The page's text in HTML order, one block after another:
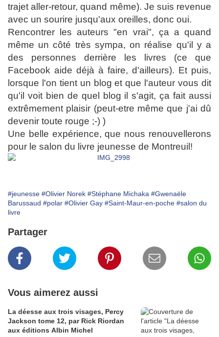
trajet aller-retour, quand même). Je suis revenue
avec un sourire jusqu'aux oreilles, donc oui.
Rencontrer les auteurs "en vrai", ça a quand
même un côté très sympa, on réalise qu'il y a
des personnes derrière les livres (ce que
Facebook aide déjà à faire, d'ailleurs). Et puis,
lorsque l'on tient un blog et que l'auteur vous dit
qu'il voit bien de quel blog il s'agit, ça fait aussi
extrêmement plaisir (peut-etre même que j'ai dû
devenir toute rouge ;-) )
Une belle expérience, que nous renouvellerons
pour le salon du livre jeunesse de Montreuil!
#jeunesse #Olivier Norek #Stéphane Michaka #Gwenaële
Barussaud #polar #Olivier Gay #Saint-Maur-en-poche #salon du
livre
Partager
Vous aimerez aussi
La déesse aux trois visages, Percy
Jackson tome 12, par Rick Riordan
aux éditions Albin Michel